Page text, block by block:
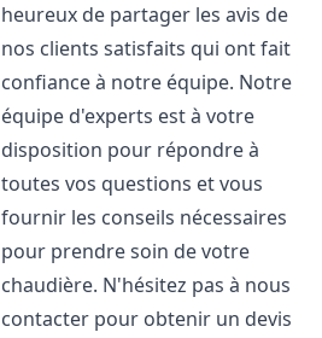
heureux de partager les avis de
nos clients satisfaits qui ont fait
confiance à notre équipe. Notre
équipe d'experts est à votre
disposition pour répondre à
toutes vos questions et vous
fournir les conseils nécessaires
pour prendre soin de votre
chaudière. N'hésitez pas à nous
contacter pour obtenir un devis